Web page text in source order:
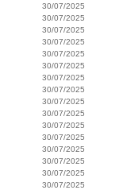
30/07/2025
30/07/2025
30/07/2025
30/07/2025
30/07/2025
30/07/2025
30/07/2025
30/07/2025
30/07/2025
30/07/2025
30/07/2025
30/07/2025
30/07/2025
30/07/2025
30/07/2025
30/07/2025